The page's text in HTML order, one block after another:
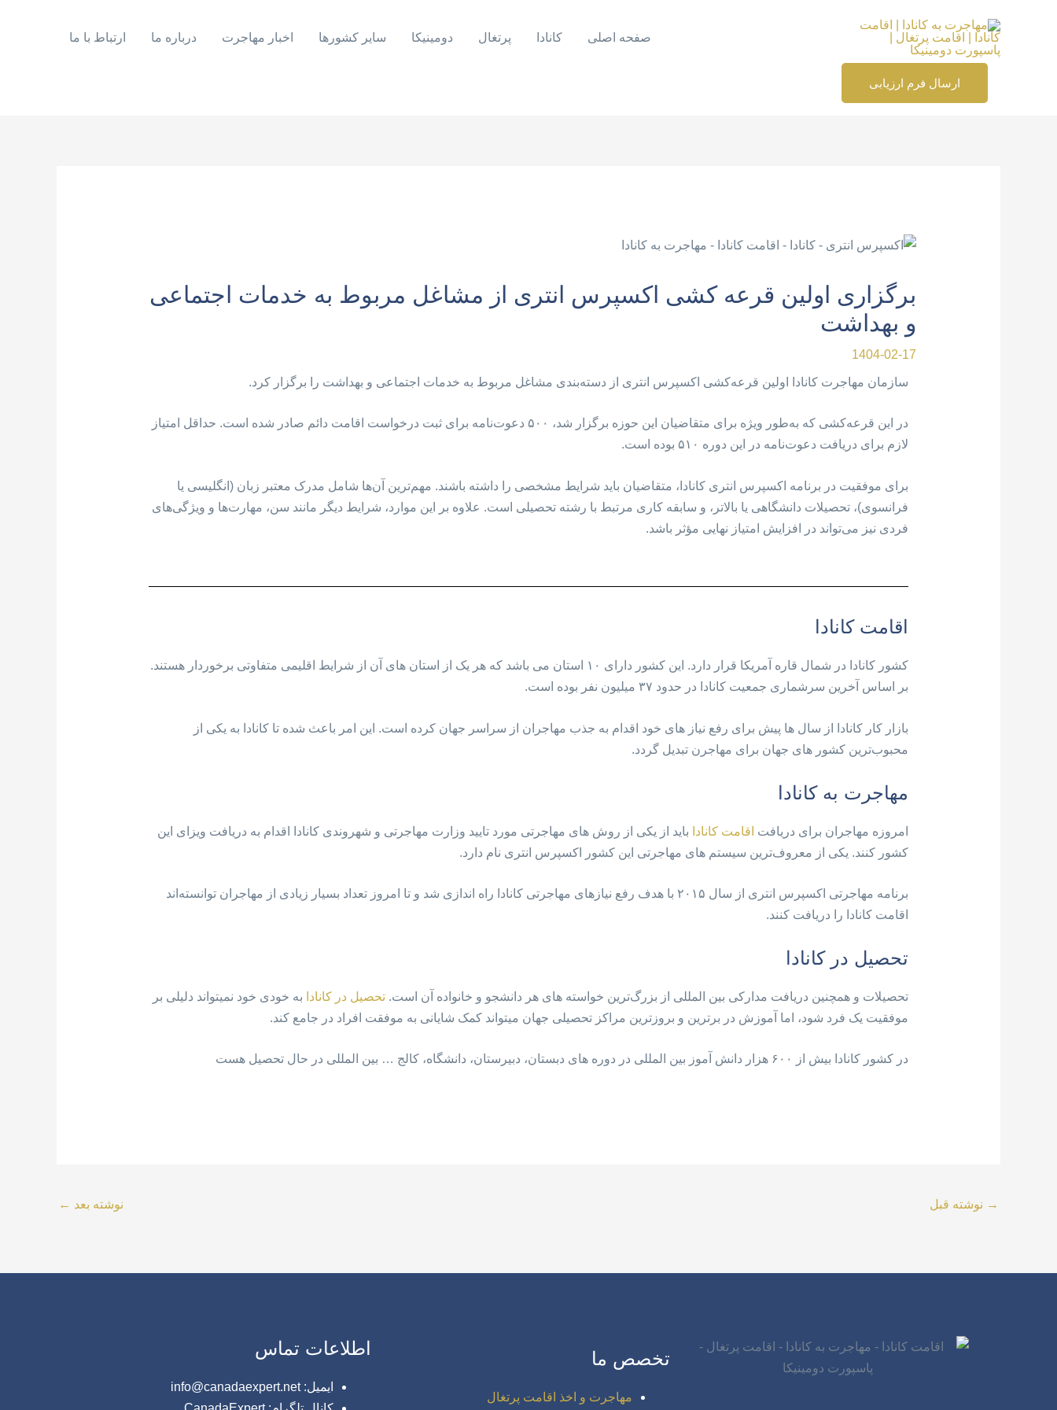
صفحه اصلی کانادا پرتغال دومینیکا سایر کشورها اخبار مهاجرت درباره ما ارتباط با ما
ارسال فرم ارزیابی
برگزاری اولین قرعه کشی اکسپرس انتری از مشاغل مربوط به خدمات اجتماعی
و بهداشت
1404-02-17
سازمان مهاجرت کانادا اولین قرعه‌کشی اکسپرس انتری از دسته‌بندی مشاغل مربوط به خدمات اجتماعی و بهداشت را برگزار کرد.
در این قرعه‌کشی که به‌طور ویژه برای متقاضیان این حوزه برگزار شد، ۵۰۰ دعوت‌نامه برای ثبت درخواست اقامت دائم صادر شده است. حداقل امتیاز
لازم برای دریافت دعوت‌نامه در این دوره ۵۱۰ بوده است.
برای موفقیت در برنامه اکسپرس انتری کانادا، متقاضیان باید شرایط مشخصی را داشته باشند. مهم‌ترین آن‌ها شامل مدرک معتبر زبان (انگلیسی یا
فرانسوی)، تحصیلات دانشگاهی یا بالاتر، و سابقه کاری مرتبط با رشته تحصیلی است. علاوه بر این موارد، شرایط دیگر مانند سن، مهارت‌ها و ویژگی‌های
فردی نیز می‌تواند در افزایش امتیاز نهایی مؤثر باشد.
اقامت کانادا
کشور کانادا در شمال قاره آمریکا قرار دارد. این کشور دارای ۱۰ استان می باشد که هر یک از استان های آن از شرایط اقلیمی متفاوتی برخوردار هستند.
بر اساس آخرین سرشماری جمعیت کانادا در حدود ۳۷ میلیون نفر بوده است.
بازار کار کانادا از سال ها پیش برای رفع نیاز های خود اقدام به جذب مهاجران از سراسر جهان کرده است. این امر باعث شده تا کانادا به یکی از
محبوب‌ترین کشور های جهان برای مهاجرن تبدیل گردد.
مهاجرت به کانادا
امروزه مهاجران برای دریافت اقامت کانادا باید از یکی از روش های مهاجرتی مورد تایید وزارت مهاجرتی و شهروندی کانادا اقدام به دریافت ویزای این
کشور کنند. یکی از معروف‌ترین سیستم های مهاجرتی این کشور اکسپرس انتری نام دارد.
برنامه مهاجرتی اکسپرس انتری از سال ۲۰۱۵ با هدف رفع نیازهای مهاجرتی کانادا راه اندازی شد و تا امروز تعداد بسیار زیادی از مهاجران توانسته‌اند
اقامت کانادا را دریافت کنند.
تحصیل در کانادا
تحصیلات و همچنین دریافت مدارکی بین المللی از بزرگ‌ترین خواسته های هر دانشجو و خانواده آن است. تحصیل در کانادا به خودی خود نمیتواند دلیلی بر
موفقیت یک فرد شود، اما آموزش در برترین و بروزترین مراکز تحصیلی جهان میتواند کمک شایانی به موفقت افراد در جامع کند.
در کشور کانادا بیش از ۶۰۰ هزار دانش آموز بین المللی در دوره های دبستان، دبیرستان، دانشگاه، کالج … بین المللی در حال تحصیل هست
→ نوشته قبل نوشته بعد ←
تخصص ما
مهاجرت و اخذ اقامت پرتغال
اطلاعات تماس
ایمیل: info@canadaexpert.net